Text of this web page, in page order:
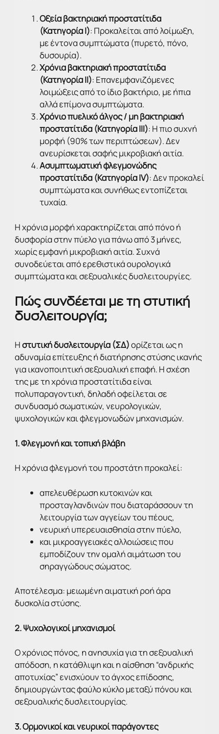
Οξεία βακτηριακή προστατίτιδα
(Κατηγορία I): Προκαλείται από λοίμωξη,
με έντονα συμπτώματα (πυρετό, πόνο,
δυσουρία).
Χρόνια βακτηριακή προστατίτιδα
(Κατηγορία II): Επανεμφανιζόμενες
λοιμώξεις από το ίδιο βακτήριο, με ήπια
αλλά επίμονα συμπτώματα.
Χρόνιο πυελικό άλγος / μη βακτηριακή
προστατίτιδα (Κατηγορία III): Η πιο συχνή
μορφή (90% των περιπτώσεων). Δεν
ανευρίσκεται σαφής μικροβιακή αιτία.
Ασυμπτωματική φλεγμονώδης
προστατίτιδα (Κατηγορία IV): Δεν προκαλεί
συμπτώματα και συνήθως εντοπίζεται
τυχαία.
Η χρόνια μορφή χαρακτηρίζεται από πόνο ή
δυσφορία στην πύελο για πάνω από 3 μήνες,
χωρίς εμφανή μικροβιακή αιτία. Συχνά
συνοδεύεται από ερεθιστικά ουρολογικά
συμπτώματα και σεξουαλικές δυσλειτουργίες.
Πώς συνδέεται με τη στυτική
δυσλειτουργία;
Ηστυτική δυσλειτουργία (ΣΔ)ορίζεται ως η
αδυναμία επίτευξης ή διατήρησης στύσης ικανής
για ικανοποιητική σεξουαλική επαφή. Η σχέση
της με τη χρόνια προστατίτιδα είναι
πολυπαραγοντική, δηλαδή οφείλεται σε
συνδυασμό σωματικών, νευρολογικών,
ψυχολογικών και φλεγμονωδών μηχανισμών.
1. Φλεγμονή και τοπική βλάβη
Η χρόνια φλεγμονή του προστάτη προκαλεί:
απελευθέρωση κυτοκινών και
προσταγλανδινών που διαταράσσουν τη
λειτουργία των αγγείων του πέους,
νευρική υπερευαισθησία στην πύελο,
και μικροαγγειακές αλλοιώσεις που
εμποδίζουν την ομαλή αιμάτωση του
σηραγγώδους σώματος.
Αποτέλεσμα: μειωμένη αιματική ροή άρα
δυσκολία στύσης.
2. Ψυχολογικοί μηχανισμοί
Ο χρόνιος πόνος, η ανησυχία για τη σεξουαλική
απόδοση, η κατάθλιψη και η αίσθηση “ανδρικής
αποτυχίας” ενισχύουν το άγχος επίδοσης,
δημιουργώντας φαύλο κύκλο μεταξύ πόνου και
σεξουαλικής δυσλειτουργίας.
3. Ορμονικοί και νευρικοί παράγοντες